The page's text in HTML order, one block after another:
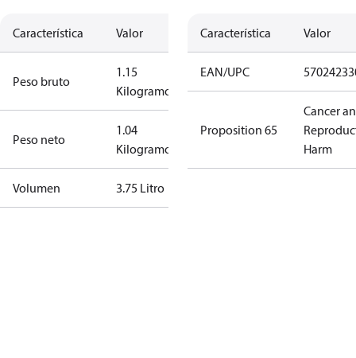
Característica Valor
Peso bruto
1.15
Kilogramo
Peso neto
1.04
Kilogramo
Volumen 3.75 Litro
Característica Valor
EAN/UPC
Proposition 65
Cancer
Harm